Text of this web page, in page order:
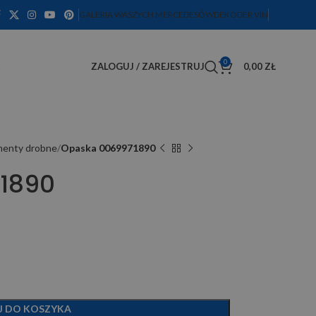
GALERIA WASZYCH MERCEDESÓWDEKODER VIN
ZALOGUJ / ZAREJESTRUJ 0 0,00 ZŁ
drobne Opaska 0069971890
DO KOSZYKA